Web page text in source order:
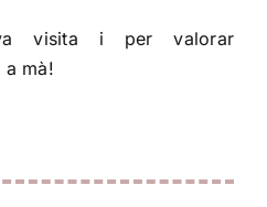
visita i per valorar
a mà!